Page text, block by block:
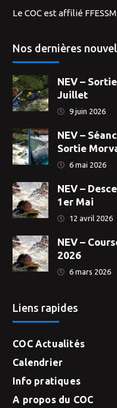
Le COC est affilié
Nos dernières
NEV –
Juillet
9 juin 2026
NEV –
Sortie
6 mai 2026
NEV –
1er Mai
12 avril 2026
NEV –
2026
6 mars 2026
Liens rapides
COC Actualités
Calendrier
Info pratiques
A propos du COC